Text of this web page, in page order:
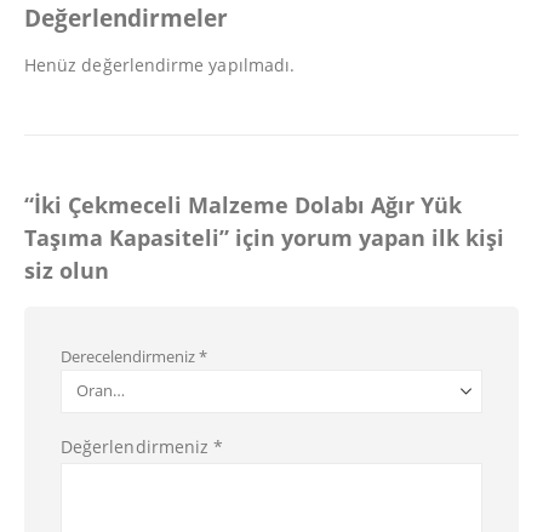
Değerlendirmeler
Henüz değerlendirme yapılmadı.
“İki Çekmeceli Malzeme Dolabı Ağır Yük
Taşıma Kapasiteli” için yorum yapan ilk kişi
siz olun
Derecelendirmeniz*
Değerlendirmeniz*